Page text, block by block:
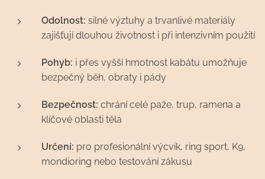
Odolnost: silné výztuhy a trvanlivé materiály
zajišťují dlouhou životnost i při intenzivním použití
Pohyb: i přes vyšší hmotnost kabátu umožňuje
bezpečný běh, obraty i pády
Bezpečnost: chrání celé paže, trup, ramena a
klíčové oblasti těla
Určení: pro profesionální výcvik, ring sport, K9,
mondioring nebo testování zákusu